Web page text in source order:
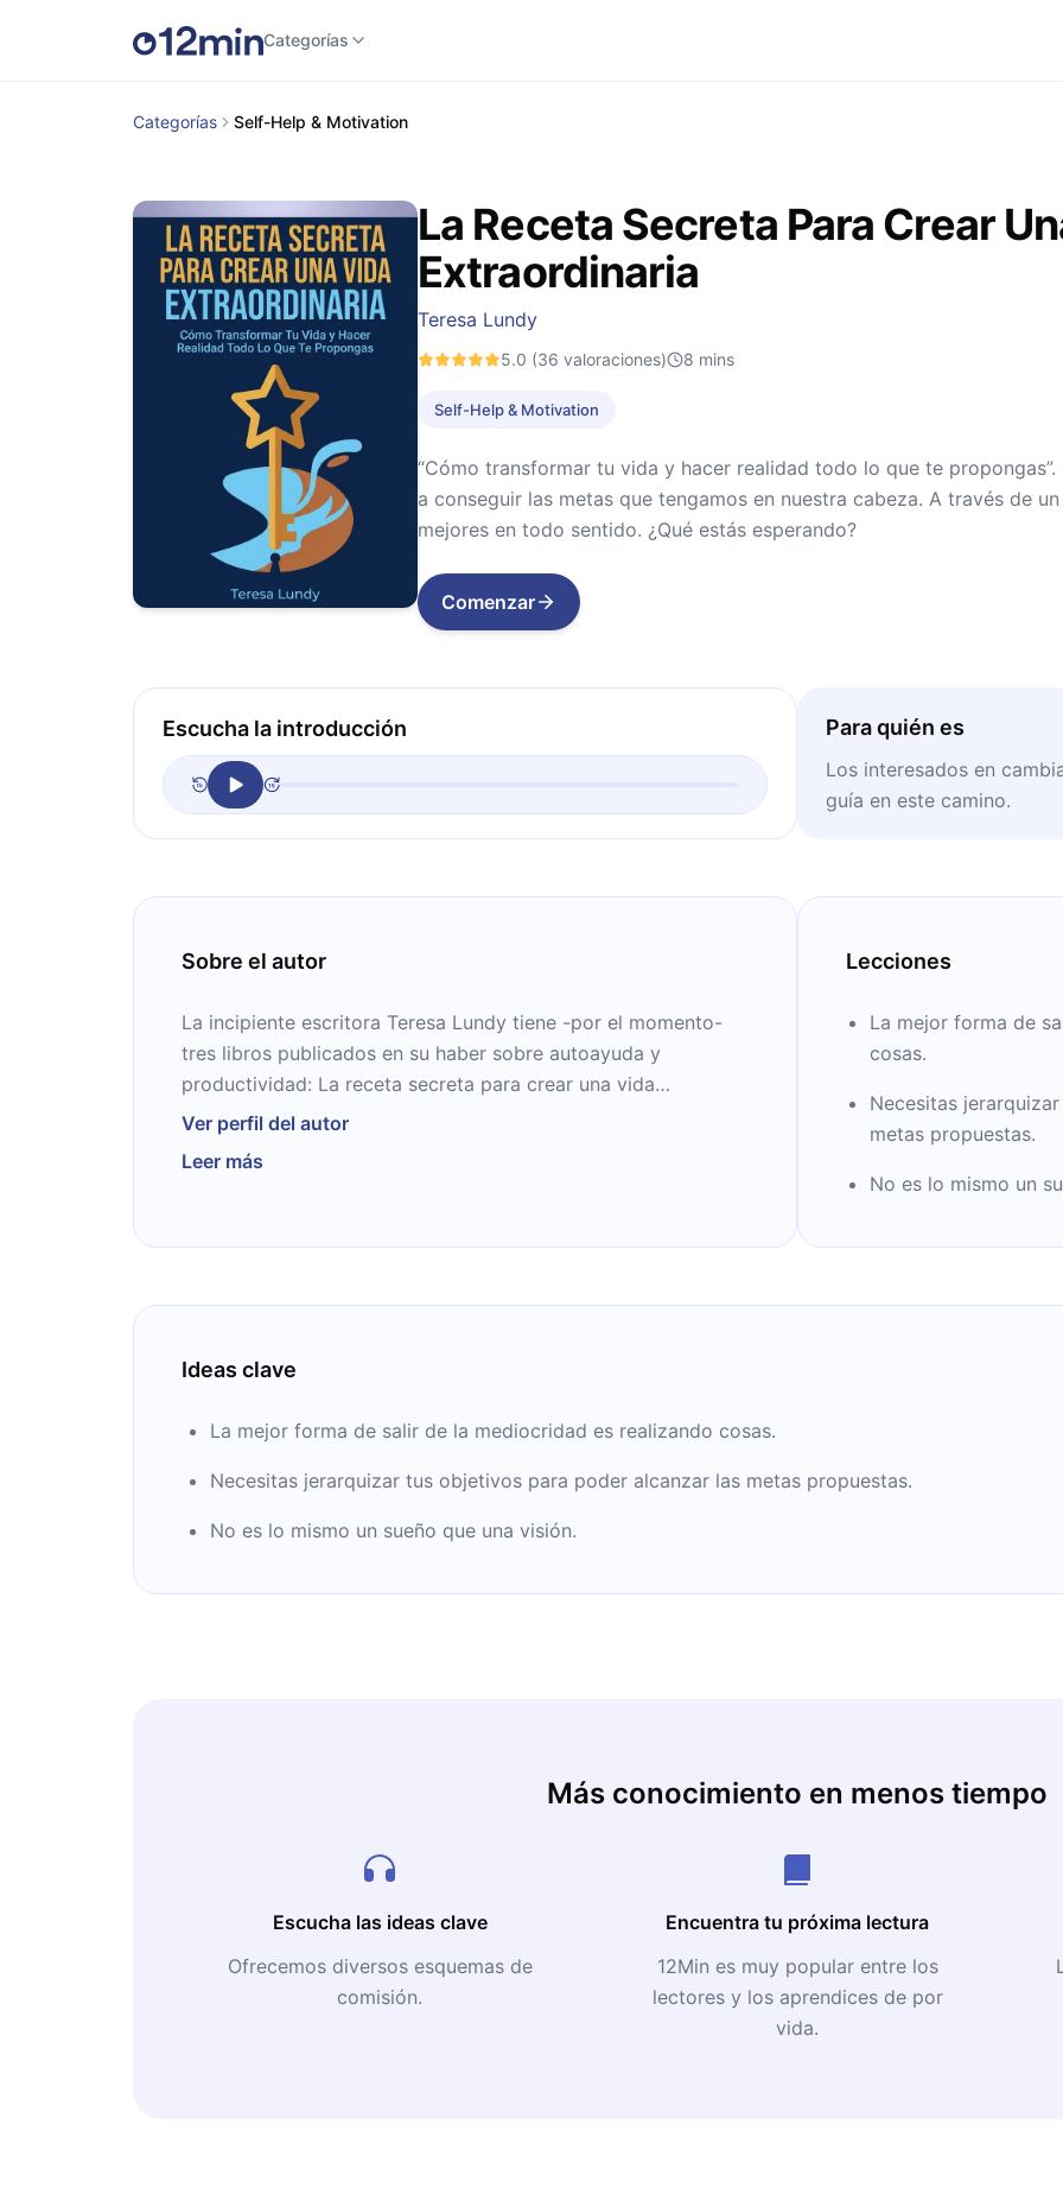
Categorías
Categorías Self-Help & Motivation
La Receta Secreta Para Crear
Extraordinaria
Teresa Lundy
5.0 (36 valoraciones) 8 mins
Self-Help & Motivation
“Cómo transformar tu vida y hacer realidad todo lo que te
a conseguir las metas que tengamos en nuestra cabeza. A través de
mejores en todo sentido. ¿Qué estás esperando?
Comenzar
Escucha la introducción Para quién es
Los interesados en
guía en este camino.
Sobre el autor
La incipiente escritora Teresa Lundy tiene -por el momento-
tres libros publicados en su haber sobre autoayuda y
productividad: La receta secreta para crear una vida
extraordinaria, Secretos poderosos para una administración
pueden encontrarse en diferentes plataformas de títulos
Ver perfil del autor
Leer más
Lecciones
La mejor forma de
cosas.
Necesitas
metas propuestas.
No es lo mismo un
Ideas clave
La mejor forma de salir de la mediocridad es realizando cosas.
Necesitas jerarquizar tus objetivos para poder alcanzar las metas propuestas.
No es lo mismo un sueño que una visión.
Más conocimiento en menos tiempo
Escucha las ideas clave
Ofrecemos diversos esquemas de
comisión.
Encuentra tu próxima lectura
12Min es muy popular entre los
lectores y los aprendices de por
vida.